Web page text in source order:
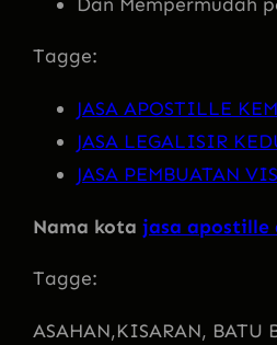
Tagge:
JASA APOSTILLE
JASA LEGALISIR
JASA PEMBUATAN
Nama kota jasa apostille
Tagge:
ASAHAN,KISARAN, BATU